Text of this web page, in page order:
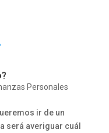
Personales
ir de un
será averiguar cuál